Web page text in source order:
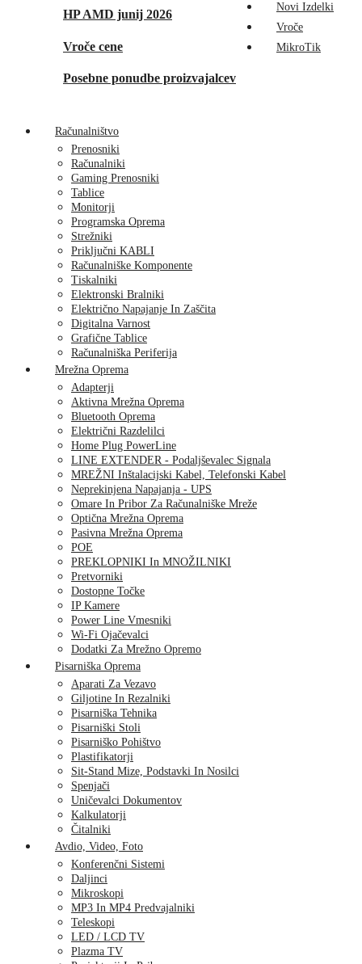
HP AMD junij 2026
Vroče cene
Posebne ponudbe proizvajalcev
Novi Izdelki
Vroče
MikroTik
Računalništvo
Prenosniki
Računalniki
Gaming Prenosniki
Tablice
Monitorji
Programska Oprema
Strežniki
Priključni KABLI
Računalniške Komponente
Tiskalniki
Elektronski Bralniki
Električno Napajanje In Zaščita
Digitalna Varnost
Grafične Tablice
Računalniška Periferija
Mrežna Oprema
Adapterji
Aktivna Mrežna Oprema
Bluetooth Oprema
Električni Razdelilci
Home Plug PowerLine
LINE EXTENDER - Podaljševalec Signala
MREŽNI Inštalacijski Kabel, Telefonski Kabel
Neprekinjena Napajanja - UPS
Omare In Pribor Za Računalniške Mreže
Optična Mrežna Oprema
Pasivna Mrežna Oprema
POE
PREKLOPNIKI In MNOŽILNIKI
Pretvorniki
Dostopne Točke
IP Kamere
Power Line Vmesniki
Wi-Fi Ojačevalci
Dodatki Za Mrežno Opremo
Pisarniška Oprema
Aparati Za Vezavo
Giljotine In Rezalniki
Pisarniška Tehnika
Pisarniški Stoli
Pisarniško Pohištvo
Plastifikatorji
Sit-Stand Mize, Podstavki In Nosilci
Spenjači
Uničevalci Dokumentov
Kalkulatorji
Čitalniki
Avdio, Video, Foto
Konferenčni Sistemi
Daljinci
Mikroskopi
MP3 In MP4 Predvajalniki
Teleskopi
LED / LCD TV
Plazma TV